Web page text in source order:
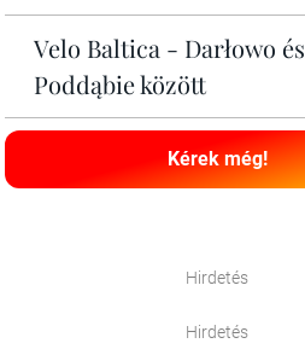
Velo Baltica - Darłowo és
Poddąbie között
Kérek még!
Hirdetés
Hirdetés